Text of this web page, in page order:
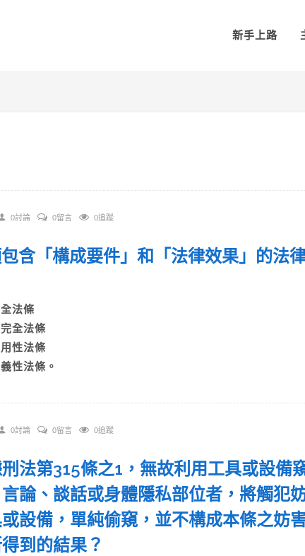
新手上路
0討論 0留言 0追蹤
含「構成要件」和「法律效果」的法
法條
全法條
性法條
性法條。
0討論 0留言 0追蹤
法第315條之1，無故利用工具或設備
論、談話或身體隱私部位者，將觸犯
設備，單純偷窺，並不構成本條之妨
到的結果？